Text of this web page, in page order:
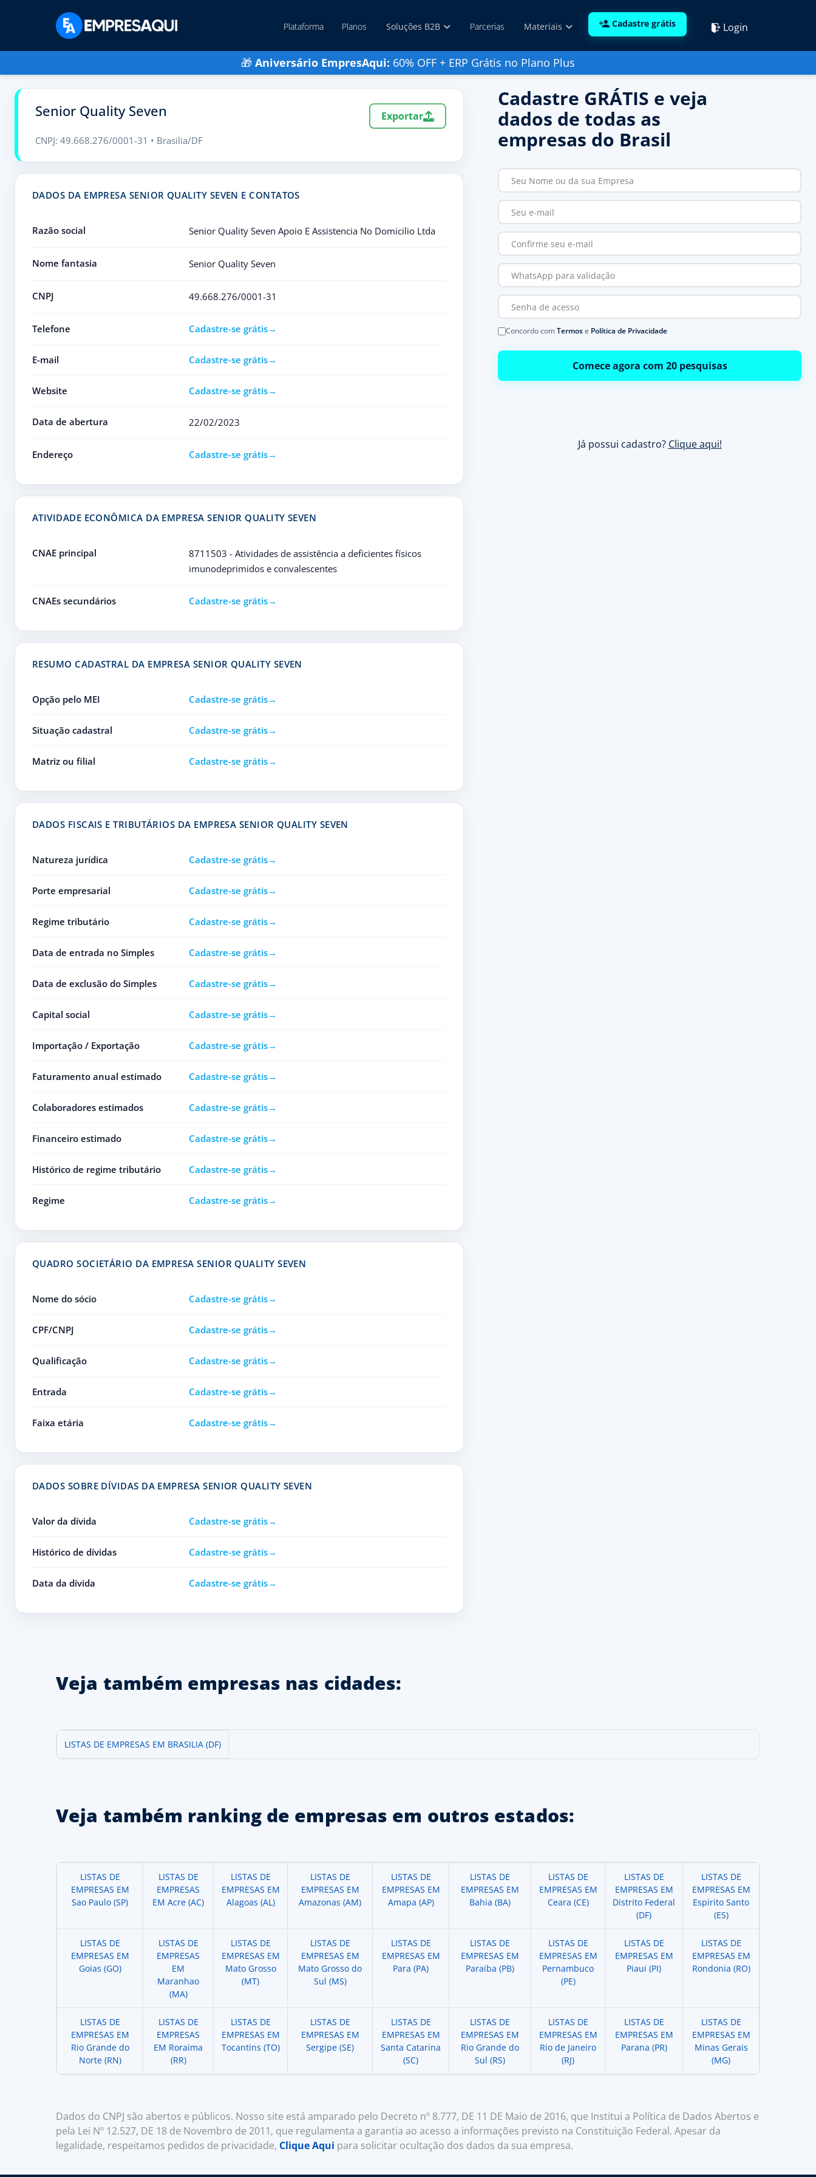
Plataforma Planos Soluções B2B Parcerias Materiais Cadastre grátis Login
🎁 Aniversário EmpresAqui: 60% OFF + ERP Grátis no Plano Plus
Senior Quality Seven Exportar
CNPJ: 49.668.276/0001-31 • Brasilia/DF
DADOS DA EMPRESA SENIOR QUALITY SEVEN E CONTATOS
Razão social Senior Quality Seven Apoio E Assistencia No Domicilio Ltda
Nome fantasia Senior Quality Seven
CNPJ 49.668.276/0001-31
Telefone Cadastre-se grátis
E-mail Cadastre-se grátis
Website Cadastre-se grátis
Data de abertura 22/02/2023
Endereço Cadastre-se grátis
ATIVIDADE ECONÔMICA DA EMPRESA SENIOR QUALITY SEVEN
CNAE principal
8711503 - Atividades de assistência a deficientes físicos
imunodeprimidos e convalescentes
CNAEs secundários Cadastre-se grátis
RESUMO CADASTRAL DA EMPRESA SENIOR QUALITY SEVEN
Opção pelo MEI Cadastre-se grátis
Situação cadastral Cadastre-se grátis
Matriz ou filial Cadastre-se grátis
DADOS FISCAIS E TRIBUTÁRIOS DA EMPRESA SENIOR QUALITY SEVEN
Natureza jurídica Cadastre-se grátis
Porte empresarial Cadastre-se grátis
Regime tributário Cadastre-se grátis
Data de entrada no Simples Cadastre-se grátis
Data de exclusão do Simples Cadastre-se grátis
Capital social Cadastre-se grátis
Importação / Exportação Cadastre-se grátis
Faturamento anual estimado Cadastre-se grátis
Colaboradores estimados Cadastre-se grátis
Financeiro estimado Cadastre-se grátis
Histórico de regime tributário Cadastre-se grátis
Regime Cadastre-se grátis
QUADRO SOCIETÁRIO DA EMPRESA SENIOR QUALITY SEVEN
Nome do sócio Cadastre-se grátis
CPF/CNPJ Cadastre-se grátis
Qualificação Cadastre-se grátis
Entrada Cadastre-se grátis
Faixa etária Cadastre-se grátis
DADOS SOBRE DÍVIDAS DA EMPRESA SENIOR QUALITY SEVEN
Valor da dívida Cadastre-se grátis
Histórico de dívidas Cadastre-se grátis
Data da dívida Cadastre-se grátis
Cadastre GRÁTIS e veja
dados de todas as
empresas do Brasil
Concordo comTermose Política de Privacidade
Comece agora com 20 pesquisas
Já possui cadastro? Clique aqui!
Veja também empresas nas cidades:
LISTAS DE EMPRESAS EM BRASILIA (DF)
Veja também ranking de empresas em outros estados:
LISTAS DE
EMPRESAS EM
Sao Paulo (SP)
LISTAS DE
EMPRESAS
EM Acre (AC)
LISTAS DE
EMPRESAS EM
Alagoas (AL)
LISTAS DE
EMPRESAS EM
Amazonas (AM)
LISTAS DE
EMPRESAS EM
Amapa (AP)
LISTAS DE
EMPRESAS EM
Bahia (BA)
LISTAS DE
EMPRESAS EM
Ceara (CE)
LISTAS DE
EMPRESAS EM
Distrito Federal
(DF)
LISTAS DE
EMPRESAS EM
Espirito Santo
(ES)
LISTAS DE
EMPRESAS EM
Goias (GO)
LISTAS DE
EMPRESAS
EM
Maranhao
(MA)
LISTAS DE
EMPRESAS EM
Mato Grosso
(MT)
LISTAS DE
EMPRESAS EM
Mato Grosso do
Sul (MS)
LISTAS DE
EMPRESAS EM
Para (PA)
LISTAS DE
EMPRESAS EM
Paraiba (PB)
LISTAS DE
EMPRESAS EM
Pernambuco
(PE)
LISTAS DE
EMPRESAS EM
Piaui (PI)
LISTAS DE
EMPRESAS EM
Rondonia (RO)
LISTAS DE
EMPRESAS EM
Rio Grande do
Norte (RN)
LISTAS DE
EMPRESAS
EM Roraima
(RR)
LISTAS DE
EMPRESAS EM
Tocantins (TO)
LISTAS DE
EMPRESAS EM
Sergipe (SE)
LISTAS DE
EMPRESAS EM
Santa Catarina
(SC)
LISTAS DE
EMPRESAS EM
Rio Grande do
Sul (RS)
LISTAS DE
EMPRESAS EM
Rio de Janeiro
(RJ)
LISTAS DE
EMPRESAS EM
Parana (PR)
LISTAS DE
EMPRESAS EM
Minas Gerais
(MG)
Dados do CNPJ são abertos e públicos. Nosso site está amparado pelo Decreto nº 8.777, DE 11 DE Maio de 2016, que Institui a Política de Dados Abertos e
pela Lei Nº 12.527, DE 18 de Novembro de 2011, que regulamenta a garantia ao acesso a informações previsto na Constituição Federal. Apesar da
legalidade, respeitamos pedidos de privacidade, Clique Aqui para solicitar ocultação dos dados da sua empresa.